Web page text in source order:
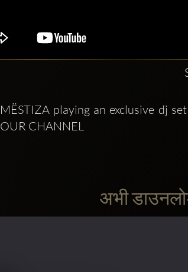
MËSTIZA playing an exclusive dj
OUR CHANNEL
अभी